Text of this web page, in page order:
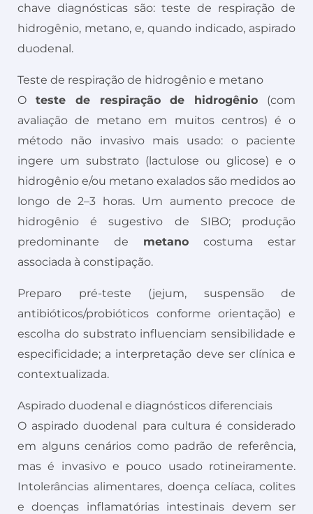
chave diagnósticas são: teste de respiração de
hidrogênio, metano, e, quando indicado, aspirado
duodenal.
Teste de respiração de hidrogênio e metano
O teste de respiração de hidrogênio (com
avaliação de metano em muitos centros) é o
método não invasivo mais usado: o paciente
ingere um substrato (lactulose ou glicose) e o
hidrogênio e/ou metano exalados são medidos ao
longo de 2–3 horas. Um aumento precoce de
hidrogênio é sugestivo de SIBO; produção
predominante de metano costuma estar
associada à constipação.
Preparo pré-teste (jejum, suspensão de
antibióticos/probióticos conforme orientação) e
escolha do substrato influenciam sensibilidade e
especificidade; a interpretação deve ser clínica e
contextualizada.
Aspirado duodenal e diagnósticos diferenciais
O aspirado duodenal para cultura é considerado
em alguns cenários como padrão de referência,
mas é invasivo e pouco usado rotineiramente.
Intolerâncias alimentares, doença celíaca, colites
e doenças inflamatórias intestinais devem ser